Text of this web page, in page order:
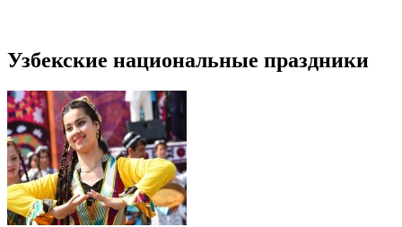
Узбекские национальные праздники